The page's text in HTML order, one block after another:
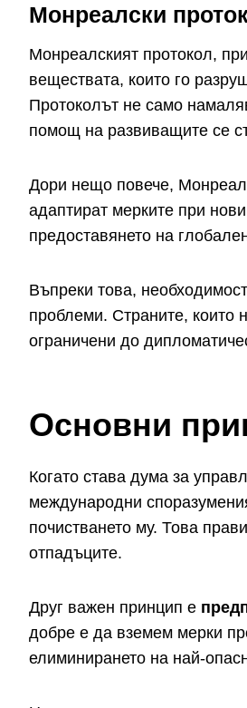
Монреалски
Монреалският протокол,
веществата, които го
Протоколът не само
помощ на развиващите се
Дори нещо повече,
адаптират мерките при
предоставянето на
Въпреки това,
проблеми. Страните, които
ограничени до
Основни
Когато става дума за
международни
почистването му. Това
отпадъците.
Друг важен принцип е
добре е да вземем мерки
елиминирането на най-